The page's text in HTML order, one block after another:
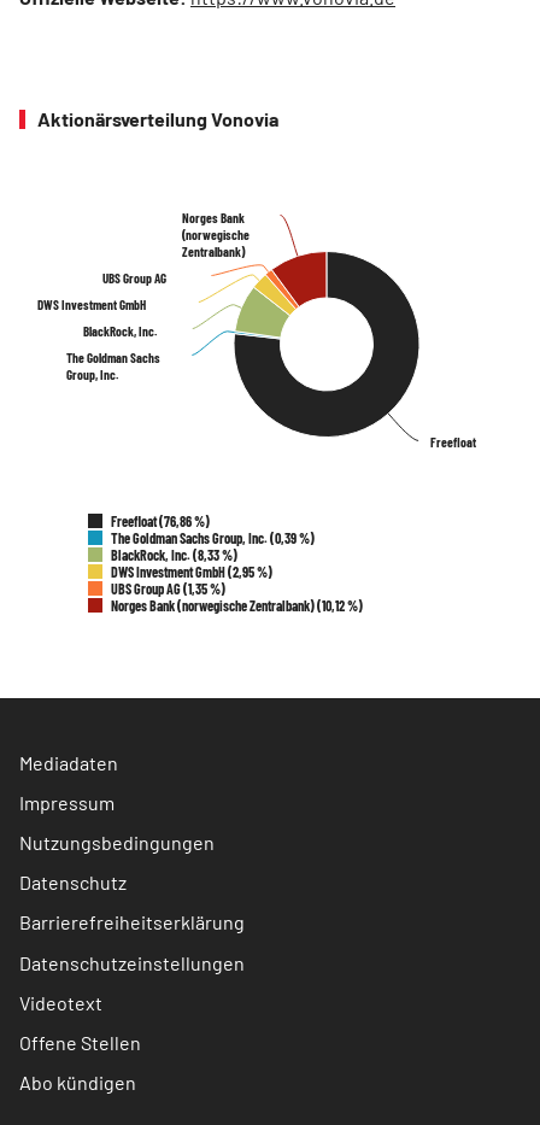
Aktionärsverteilung Vonovia
Freefloat
Freefloat
The Goldman Sachs
Group, Inc.
The Goldman Sachs
Group, Inc.
BlackRock, Inc.
BlackRock, Inc.
DWS Investment GmbH
DWS Investment GmbH
UBS Group AG
UBS Group AG
Norges Bank
(norwegische
Zentralbank)
Norges Bank
(norwegische
Zentralbank)
Freefloat (76,86 %)
The Goldman Sachs Group, Inc. (0,39 %)
BlackRock, Inc. (8,33 %)
DWS Investment GmbH (2,95 %)
UBS Group AG (1,35 %)
Norges Bank (norwegische Zentralbank) (10,12 %)
Mediadaten
Impressum
Nutzungsbedingungen
Datenschutz
Barrierefreiheitserklärung
Datenschutzeinstellungen
Videotext
Offene Stellen
Abo kündigen